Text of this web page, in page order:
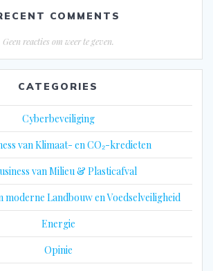
COMMENTS
Geen reacties om weer te geven.
CATEGORIES
Cyberbeveiliging
van Klimaat- en CO₂-kredieten
van Milieu & Plasticafval
moderne Landbouw en Voedselveiligheid
Energie
Opinie